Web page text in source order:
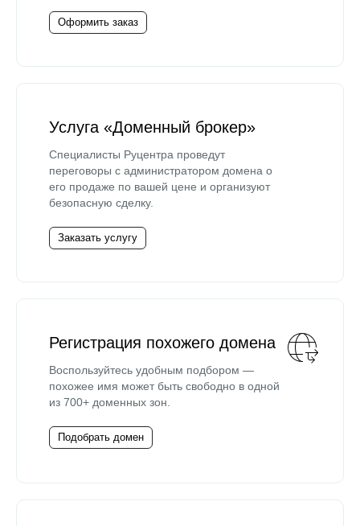
Оформить заказ
Услуга «Доменный брокер»
Специалисты Руцентра проведут
переговоры с администратором домена о
его продаже по вашей цене и организуют
безопасную сделку.
Заказать услугу
Регистрация похожего домена
Воспользуйтесь удобным подбором —
похожее имя может быть свободно в одной
из 700+ доменных зон.
Подобрать домен